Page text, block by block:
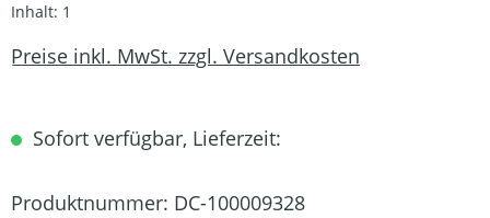
Inhalt: 1
Preise inkl. MwSt. zzgl. Versandkosten
Sofort verfügbar, Lieferzeit:
Produktnummer: DC-100009328